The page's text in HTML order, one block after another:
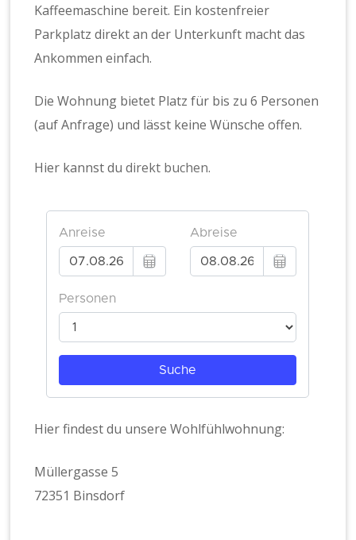
Kaffeemaschine bereit. Ein kostenfreier
Parkplatz direkt an der Unterkunft macht das
Ankommen einfach.
Die Wohnung bietet Platz für bis zu 6 Personen
(auf Anfrage) und lässt keine Wünsche offen.
Hier kannst du direkt buchen.
Hier findest du unsere Wohlfühlwohnung:
Müllergasse 5
72351 Binsdorf